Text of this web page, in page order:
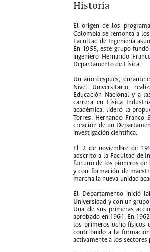
Historia
El origen de los
Colombia se remonta a
Facultad de Ingeniería
En 1955, este grupo
ingeniero Hernando
Departamento de Física.
Un año después, durante
Nivel Universitario,
Educación Nacional y a
carrera en Física
académica, lideró la
Torres, Hernando Franco
creación de un
investigación científica.
El 2 de noviembre de
adscrito a la Facultad de
fue uno de los pioneros de
y con formación de
marcha la nueva unidad
El Departamento inició
Universidad y con un
Una de sus primeras
aprobado en 1961. En
los primeros ocho físicos
contribuido a la
activamente a los